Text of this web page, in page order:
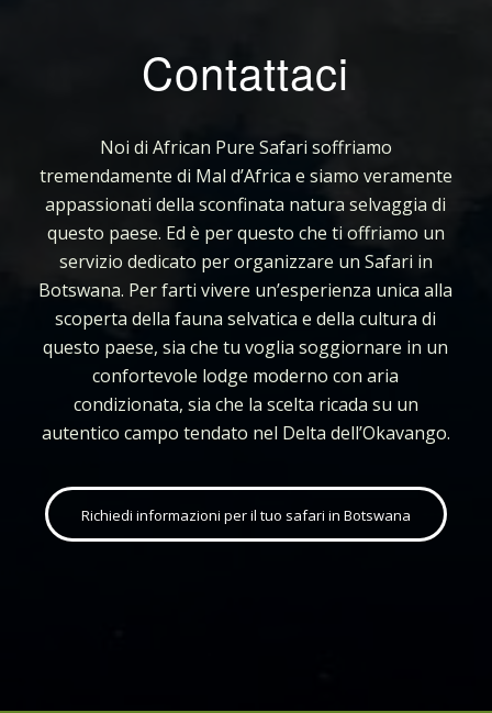
Contattaci
Noi di African Pure Safari soffriamo
tremendamente di Mal d’Africa e siamo veramente
appassionati della sconfinata natura selvaggia di
questo paese. Ed è per questo che ti offriamo un
servizio dedicato per organizzare un Safari in
Botswana. Per farti vivere un’esperienza unica alla
scoperta della fauna selvatica e della cultura di
questo paese, sia che tu voglia soggiornare in un
confortevole lodge moderno con aria
condizionata, sia che la scelta ricada su un
autentico campo tendato nel Delta dell’Okavango.
Richiedi informazioni per il tuo safari in Botswana